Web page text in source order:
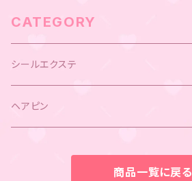
CATEGORY
シールエクステ
キラキラシールエクステ
ヘアピン
商品一覧に戻る